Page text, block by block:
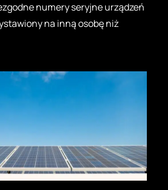
numery seryjne urządzeń
na inną osobę niż